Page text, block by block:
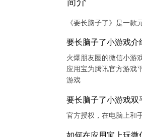
《要长脑子了》是一
要长脑子了小游戏介
火爆朋友圈的微信小游
应用宝为腾讯官方游戏
要长脑子了小游戏双
官方授权，在电脑上和
如何在应用宝上玩微